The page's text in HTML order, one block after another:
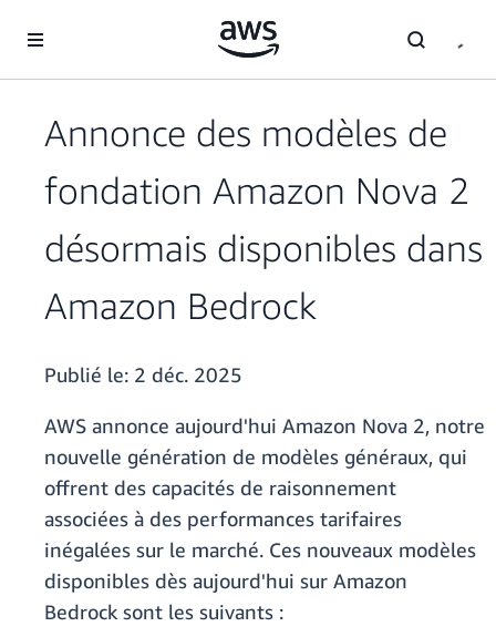
Annonce des modèles de
fondation Amazon Nova 2
désormais disponibles dans
Amazon Bedrock
Publié le: 2 déc. 2025
AWS annonce aujourd'hui Amazon Nova 2, notre
nouvelle génération de modèles généraux, qui
offrent des capacités de raisonnement
associées à des performances tarifaires
inégalées sur le marché. Ces nouveaux modèles
disponibles dès aujourd'hui sur Amazon
Bedrock sont les suivants :